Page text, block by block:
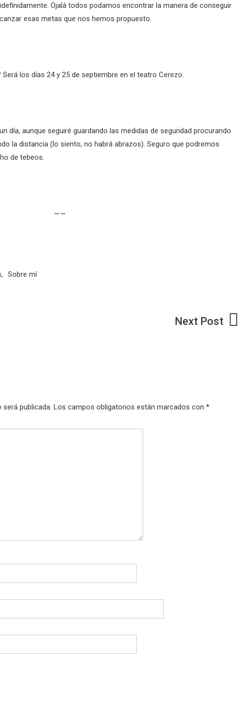
Ojalá todos podamos encontrar la manera de conseguir
esas metas que nos hemos propuesto.
los días 24 y 25 de septiembre en el teatro Cerezo.
día, aunque seguiré guardando las medidas de seguridad procurando
la distancia (lo siento, no habrá abrazos). Seguro que podremos
de tebeos.
~·~
, Sobre mí
publicada. Los campos obligatorios están marcados con *